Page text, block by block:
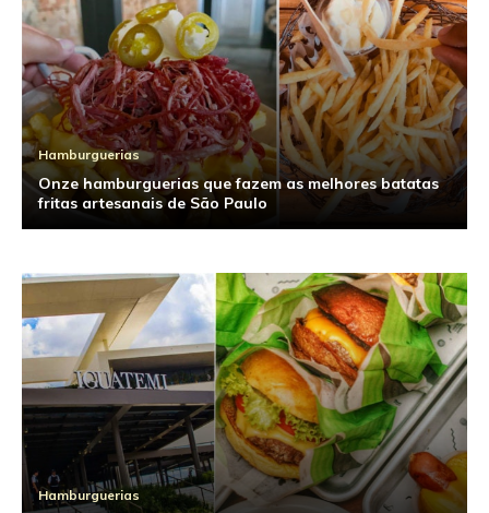
Hamburguerias
Onze hamburguerias que fazem as melhores batatas
fritas artesanais de São Paulo
Hamburguerias